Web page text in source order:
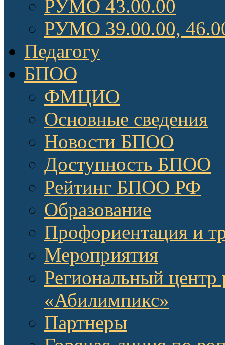
РУМО 43.00.00
РУМО 39.00.00,
Педагогу
БПОО
ФМЦИО
Основные сведения
Новости БПОО
Доступность БПОО
Рейтинг БПОО РФ
Образование
Профориентация и
Мероприятия
Региональный центр
«Абилимпикс»
Партнеры